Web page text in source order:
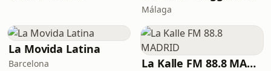
Málaga
La Movida Latina
Barcelona La Kalle FM 88.8 MADRID